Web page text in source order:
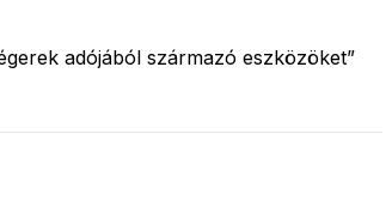
adójából származó eszközöket”